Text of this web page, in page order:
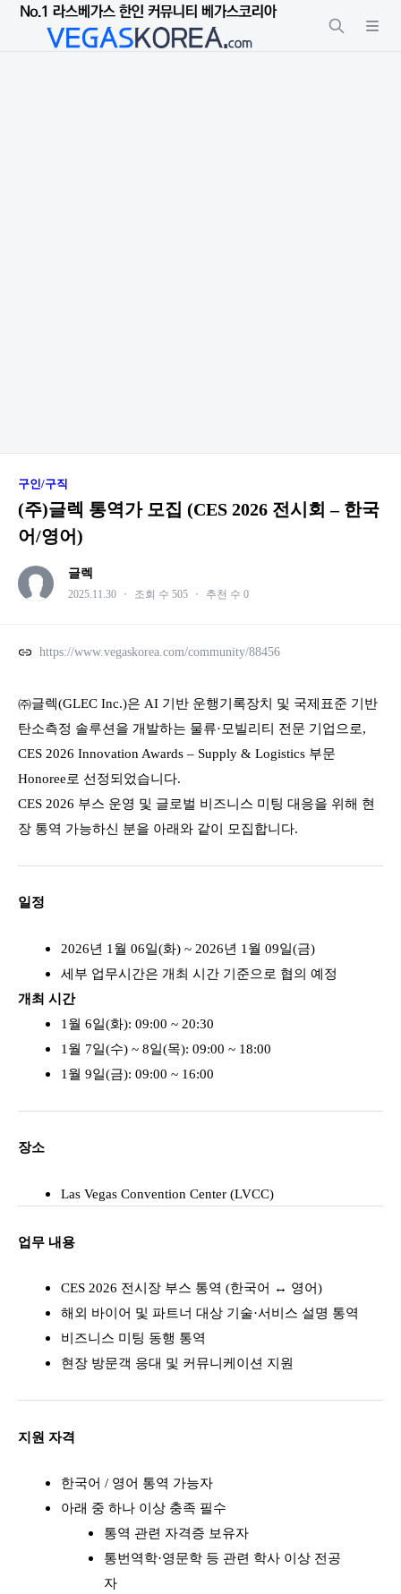
구인/구직
(주)글렉 통역가 모집 (CES 2026 전시회 – 한국
어/영어)
글렉
2025.11.30 ・ 조회 수 505 ・ 추천 수 0
https://www.vegaskorea.com/community/88456
㈜글렉(GLEC Inc.)은 AI 기반 운행기록장치 및 국제표준 기반
탄소측정 솔루션을 개발하는 물류·모빌리티 전문 기업으로,
CES 2026 Innovation Awards – Supply & Logistics 부문
Honoree로 선정되었습니다.
CES 2026 부스 운영 및 글로벌 비즈니스 미팅 대응을 위해 현
장 통역 가능하신 분을 아래와 같이 모집합니다.
일정
2026년 1월 06일(화) ~ 2026년 1월 09일(금)
세부 업무시간은 개최 시간 기준으로 협의 예정
개최 시간
1월 6일(화): 09:00 ~ 20:30
1월 7일(수) ~ 8일(목): 09:00 ~ 18:00
1월 9일(금): 09:00 ~ 16:00
장소
Las Vegas Convention Center (LVCC)
업무 내용
CES 2026 전시장 부스 통역 (한국어 ↔ 영어)
해외 바이어 및 파트너 대상 기술·서비스 설명 통역
비즈니스 미팅 동행 통역
현장 방문객 응대 및 커뮤니케이션 지원
지원 자격
한국어 / 영어 통역 가능자
아래 중 하나 이상 충족 필수
통역 관련 자격증 보유자
통번역학·영문학 등 관련 학사 이상 전공
자